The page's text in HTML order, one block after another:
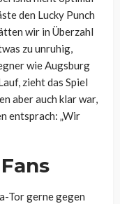
den Lucky Punch
wir in Überzahl
zu unruhig,
wie Augsburg
zieht das Spiel
aber auch klar war,
entsprach: „Wir
Tor gerne gegen